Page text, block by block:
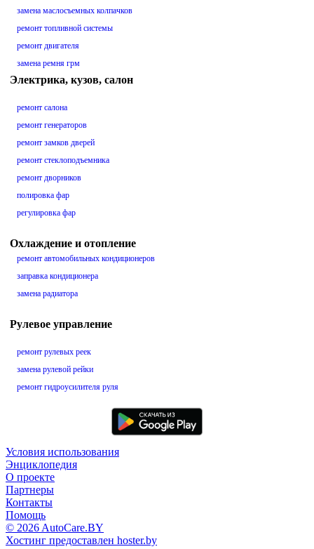
замена маслосъемных колпачков
ремонт топливной системы
ремонт двигателя
замена ремня грм
Электрика, кузов, салон
ремонт салона
ремонт генераторов
ремонт замков дверей
ремонт стеклоподъемника
ремонт дворников
полировка фар
регулировка фар
Охлаждение и отопление
ремонт автомобильных кондиционеров
заправка кондиционера
замена радиатора
Рулевое управление
ремонт рулевых реек
замена рулевой рейки
ремонт гидроусилителя руля
Условия использования
Энциклопедия
О проекте
Партнеры
Контакты
Помощь
© 2026 AutoCare.BY
Хостинг предоставлен hoster.by